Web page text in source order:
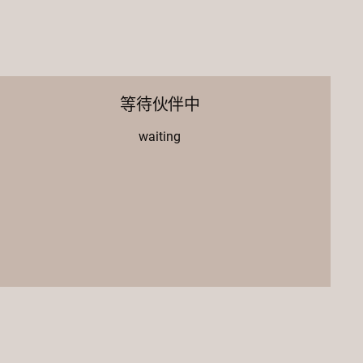
等待伙伴中
waiting